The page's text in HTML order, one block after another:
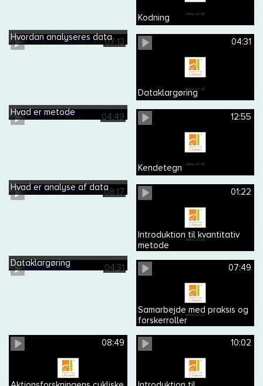
Kodning
07:13
Hvordan analyseres data 04:31
Dataklargøring
04:49
Hvad er metode 12:55
Kendetegn
08:17
Hvad er analyse af data 01:22
Introduktion til kvantitativ
metode
04:31
Dataklargøring 07:49
Samarbejde med praksis og
forskerroller
08:49 10:02